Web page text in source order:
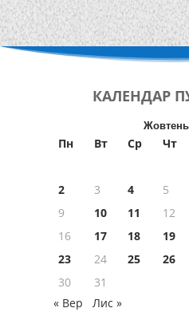
КАЛЕНДАР
Жовтень
Пн Вт Ср Чт
2
3 4 5
9
10 11 12
16
17 18 19
23
24 25 26
30
31
« Вер
Лис »